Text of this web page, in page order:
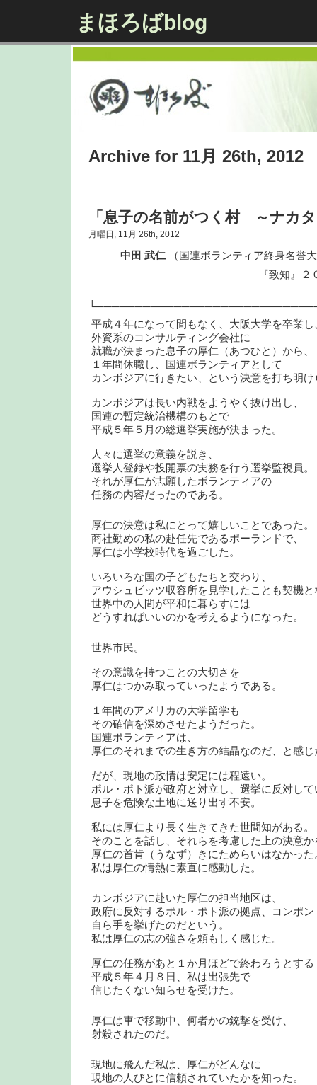
まほろばblog
Archive for 11月 26th, 2012
「息子の名前がつく村 ～ナカ
月曜日, 11月 26th, 2012
中田 武仁
（国連ボランティア終身名誉
『致知』２００８年
平成４年になって間もなく、大阪大学を卒業し
外資系のコンサルティング会社に
就職が決まった息子の厚仁（あつひと）から、
１年間休職し、国連ボランティアとして
カンボジアに行きたい、という決意を打ち明
カンボジアは長い内戦をようやく抜け出し、
国連の暫定統治機構のもとで
平成５年５月の総選挙実施が決まった。
人々に選挙の意義を説き、
選挙人登録や投開票の実務を行う選挙監視員。
それが厚仁が志願したボランティアの
任務の内容だったのである。
厚仁の決意は私にとって嬉しいことであった。
商社勤めの私の赴任先であるポーランドで、
厚仁は小学校時代を過ごした。
いろいろな国の子どもたちと交わり、
アウシュビッツ収容所を見学したことも契機と
世界中の人間が平和に暮らすには
どうすればいいのかを考えるようになった。
世界市民。
その意識を持つことの大切さを
厚仁はつかみ取っていったようである。
１年間のアメリカの大学留学も
その確信を深めさせたようだった。
国連ボランティアは、
厚仁のそれまでの生き方の結晶なのだ、と感じ
だが、現地の政情は安定には程遠い。
ポル・ポト派が政府と対立し、選挙に反対して
息子を危険な土地に送り出す不安。
私には厚仁より長く生きてきた世間知がある。
そのことを話し、それらを考慮した上の決意
厚仁の首肯（うなず）きにためらいはなかった
私は厚仁の情熱に素直に感動した。
カンボジアに赴いた厚仁の担当地区は、
政府に反対するポル・ポト派の拠点、コンポ
自ら手を挙げたのだという。
私は厚仁の志の強さを頼もしく感じた。
厚仁の任務があと１か月ほどで終わろうとする
平成５年４月８日、私は出張先で
信じたくない知らせを受けた。
厚仁は車で移動中、何者かの銃撃を受け、
射殺されたのだ。
現地に飛んだ私は、厚仁がどんなに
現地の人びとに信頼されていたかを知った。